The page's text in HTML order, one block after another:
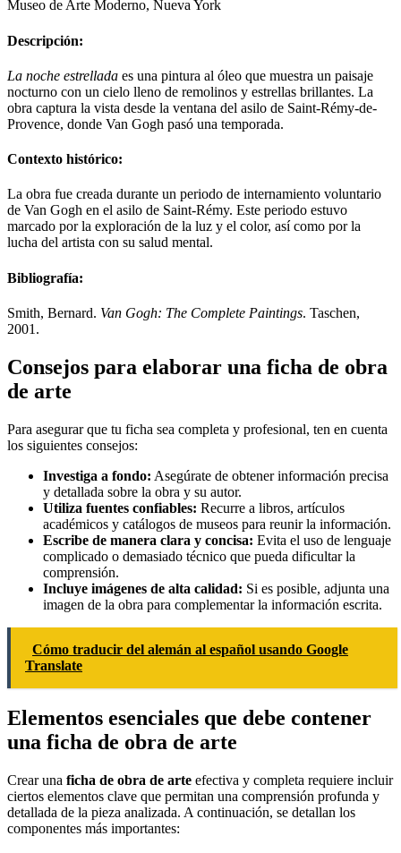
Museo de Arte Moderno, Nueva York
Descripción:
La noche estrellada es una pintura al óleo que muestra un paisaje
nocturno con un cielo lleno de remolinos y estrellas brillantes. La
obra captura la vista desde la ventana del asilo de Saint-Rémy-de-
Provence, donde Van Gogh pasó una temporada.
Contexto histórico:
La obra fue creada durante un periodo de internamiento voluntario
de Van Gogh en el asilo de Saint-Rémy. Este periodo estuvo
marcado por la exploración de la luz y el color, así como por la
lucha del artista con su salud mental.
Bibliografía:
Smith, Bernard. Van Gogh: The Complete Paintings. Taschen,
2001.
Consejos para elaborar una ficha de obra
de arte
Para asegurar que tu ficha sea completa y profesional, ten en cuenta
los siguientes consejos:
Investiga a fondo: Asegúrate de obtener información precisa
y detallada sobre la obra y su autor.
Utiliza fuentes confiables: Recurre a libros, artículos
académicos y catálogos de museos para reunir la información.
Escribe de manera clara y concisa: Evita el uso de lenguaje
complicado o demasiado técnico que pueda dificultar la
comprensión.
Incluye imágenes de alta calidad: Si es posible, adjunta una
imagen de la obra para complementar la información escrita.
Cómo traducir del alemán al español usando Google
Translate
Elementos esenciales que debe contener
una ficha de obra de arte
Crear una ficha de obra de arte efectiva y completa requiere incluir
ciertos elementos clave que permitan una comprensión profunda y
detallada de la pieza analizada. A continuación, se detallan los
componentes más importantes: